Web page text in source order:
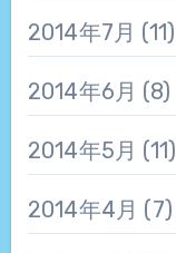
2014年7月 (11)
2014年6月 (8)
2014年5月 (11)
2014年4月 (7)